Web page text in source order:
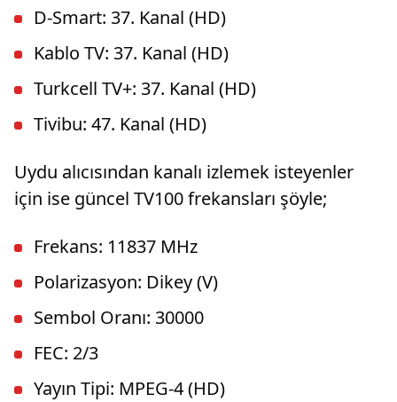
D-Smart: 37. Kanal (HD)
Kablo TV: 37. Kanal (HD)
Turkcell TV+: 37. Kanal (HD)
Tivibu: 47. Kanal (HD)
Uydu alıcısından kanalı izlemek isteyenler
için ise güncel TV100 frekansları şöyle;
Frekans: 11837 MHz
Polarizasyon: Dikey (V)
Sembol Oranı: 30000
FEC: 2/3
Yayın Tipi: MPEG-4 (HD)